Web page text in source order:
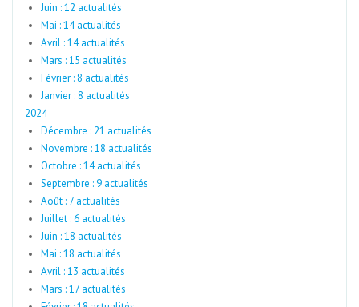
Juin : 12 actualités
Mai : 14 actualités
Avril : 14 actualités
Mars : 15 actualités
Février : 8 actualités
Janvier : 8 actualités
2024
Décembre : 21 actualités
Novembre : 18 actualités
Octobre : 14 actualités
Septembre : 9 actualités
Août : 7 actualités
Juillet : 6 actualités
Juin : 18 actualités
Mai : 18 actualités
Avril : 13 actualités
Mars : 17 actualités